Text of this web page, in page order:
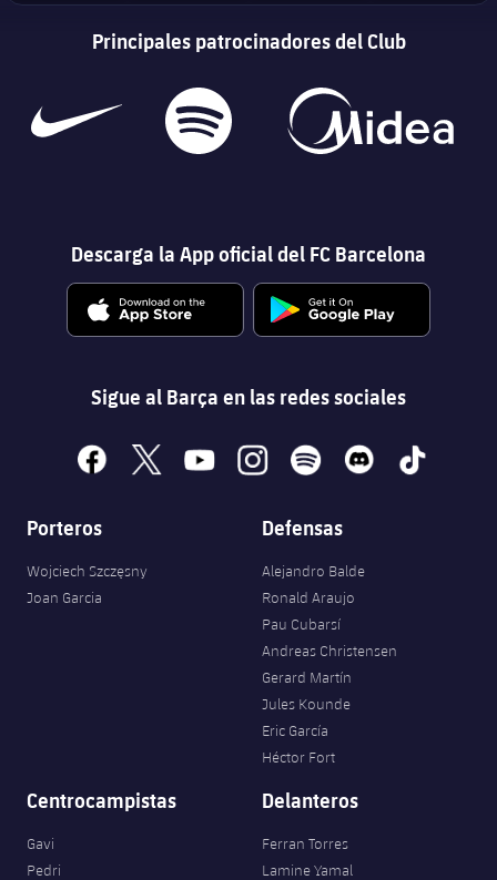
Principales patrocinadores del Club
Descarga la App oficial del FC Barcelona
Sigue al Barça en las redes sociales
facebook
x youtubeinstagramspotify discord tiktok
Porteros
Wojciech Szczęsny
Joan Garcia
Defensas
Alejandro Balde
Ronald Araujo
Pau Cubarsí
Andreas Christensen
Gerard Martín
Jules Kounde
Eric García
Héctor Fort
Centrocampistas
Gavi
Pedri
Delanteros
Ferran Torres
Lamine Yamal